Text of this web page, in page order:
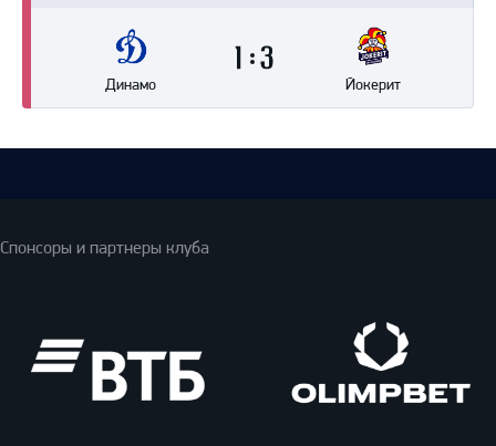
Динамо
1
Йокерит
3
Спонсоры и партнеры клуба